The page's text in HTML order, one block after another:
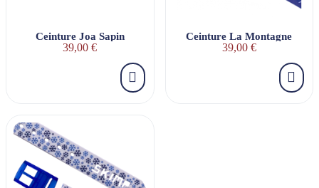
Ceinture Joa Sapin
39,00 €
Ceinture La Montagne
39,00 €